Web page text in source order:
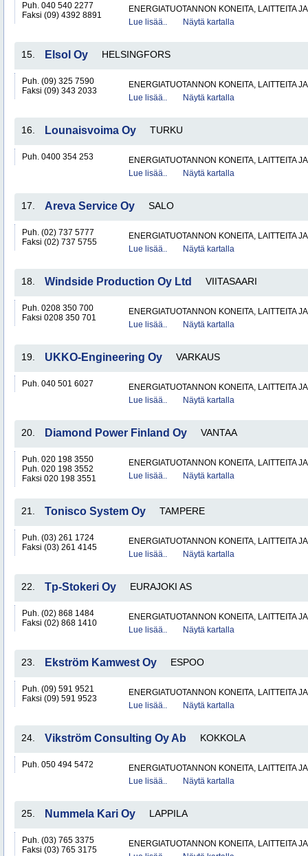
Puh. 040 540 2277
Faksi (09) 4392 8891
ENERGIATUOTANNON KONEITA, LAITTEITA
Lue lisää..
Näytä kartalla
15. Elsol Oy HELSINGFORS
Puh. (09) 325 7590
Faksi (09) 343 2033
ENERGIATUOTANNON KONEITA, LAITTEITA
Lue lisää..
Näytä kartalla
16. Lounaisvoima Oy TURKU
Puh. 0400 354 253
ENERGIATUOTANNON KONEITA, LAITTEITA
Lue lisää..
Näytä kartalla
17. Areva Service Oy SALO
Puh. (02) 737 5777
Faksi (02) 737 5755
ENERGIATUOTANNON KONEITA, LAITTEITA
Lue lisää..
Näytä kartalla
18. Windside Production Oy Ltd VIITASAARI
Puh. 0208 350 700
Faksi 0208 350 701
ENERGIATUOTANNON KONEITA, LAITTEITA
Lue lisää..
Näytä kartalla
19. UKKO-Engineering Oy VARKAUS
Puh. 040 501 6027
ENERGIATUOTANNON KONEITA, LAITTEITA
Lue lisää..
Näytä kartalla
20. Diamond Power Finland Oy VANTAA
Puh. 020 198 3550
Puh. 020 198 3552
Faksi 020 198 3551
ENERGIATUOTANNON KONEITA, LAITTEITA
Lue lisää..
Näytä kartalla
21. Tonisco System Oy TAMPERE
Puh. (03) 261 1724
Faksi (03) 261 4145
ENERGIATUOTANNON KONEITA, LAITTEITA
Lue lisää..
Näytä kartalla
22. Tp-Stokeri Oy EURAJOKI AS
Puh. (02) 868 1484
Faksi (02) 868 1410
ENERGIATUOTANNON KONEITA, LAITTEITA
Lue lisää..
Näytä kartalla
23. Ekström Kamwest Oy ESPOO
Puh. (09) 591 9521
Faksi (09) 591 9523
ENERGIATUOTANNON KONEITA, LAITTEITA
Lue lisää..
Näytä kartalla
24. Vikström Consulting Oy Ab KOKKOLA
Puh. 050 494 5472
ENERGIATUOTANNON KONEITA, LAITTEITA
Lue lisää..
Näytä kartalla
25. Nummela Kari Oy LAPPILA
Puh. (03) 765 3375
Faksi (03) 765 3175
ENERGIATUOTANNON KONEITA, LAITTEITA